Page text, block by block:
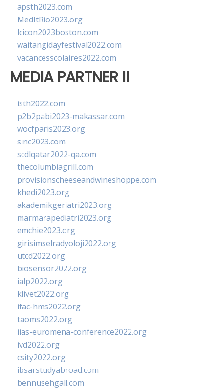
apsth2023.com
MedItRio2023.org
lcicon2023boston.com
waitangidayfestival2022.com
vacancesscolaires2022.com
MEDIA PARTNER II
isth2022.com
p2b2pabi2023-makassar.com
wocfparis2023.org
sinc2023.com
scdlqatar2022-qa.com
thecolumbiagrill.com
provisionscheeseandwineshoppe.com
khedi2023.org
akademikgeriatri2023.org
marmarapediatri2023.org
emchie2023.org
girisimselradyoloji2022.org
utcd2022.org
biosensor2022.org
ialp2022.org
klivet2022.org
ifac-hms2022.org
taoms2022.org
iias-euromena-conference2022.org
ivd2022.org
csity2022.org
ibsarstudyabroad.com
bennusehgall.com